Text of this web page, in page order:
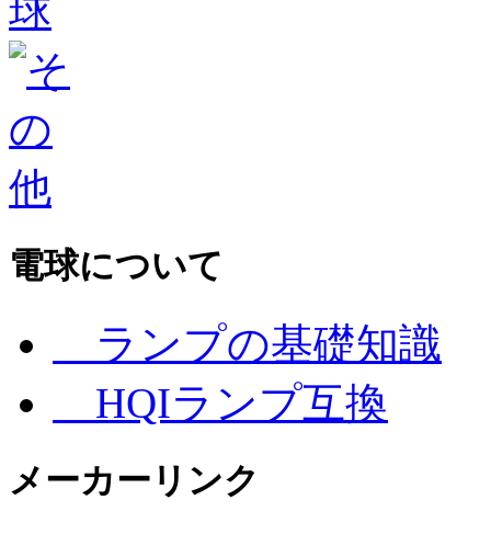
電球について
ランプの基礎知識
HQIランプ互換
メーカーリンク